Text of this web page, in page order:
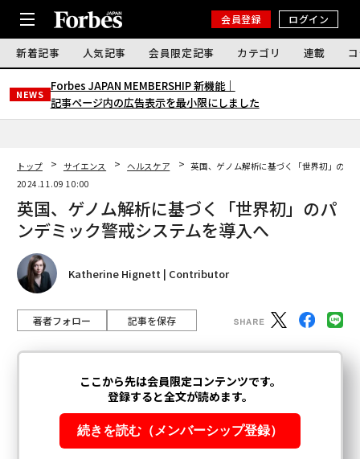
会員登録 ログイン
新着記事 人気記事 会員限定記事 カテゴリ 連載
NEWS
Forbes JAPAN MEMBERSHIP 新機能｜
記事ページ内の広告表示を最小限にしました
トップ サイエンス ヘルスケア
英国、ゲノム解析に基づく「世界初」のパ
2024.11.09 10:00
英国、ゲノム解析に基づく「世界初」のパ
ンデミック警戒システムを導入へ
Katherine Hignett | Contributor
著者フォロー 記事を保存